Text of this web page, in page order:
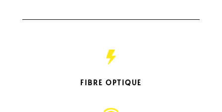
FIBRE OPTIQUE